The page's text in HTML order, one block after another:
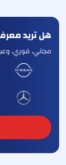
هل تريد
مجاني، فوري،